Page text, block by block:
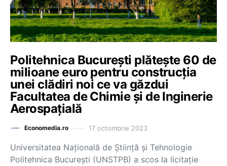
Politehnica București plătește 60 de
milioane euro pentru construcția
unei clădiri noi ce va găzdui
Facultatea de Chimie și de Inginerie
Aerospațială
Economedia.ro 17 octombrie 2023
Universitatea Națională de Știință și Tehnologie
Politehnica București (UNSTPB) a scos la licitație